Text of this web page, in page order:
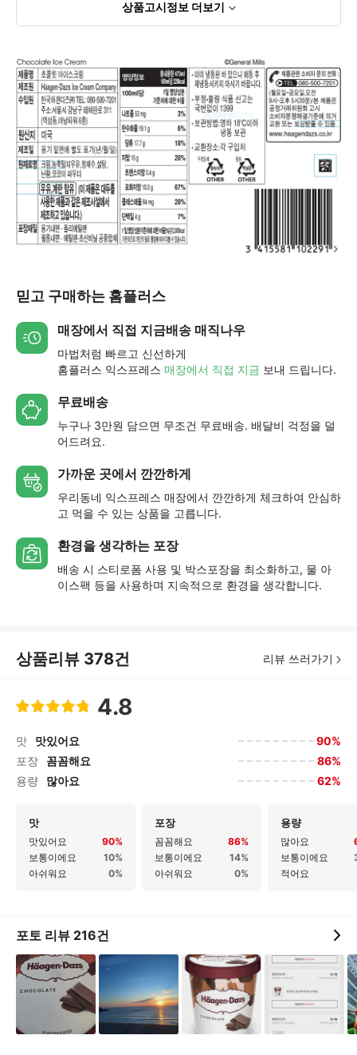
상품고시정보 더보기
믿고 구매하는 홈플러스
매장에서 직접 지금배송 매직나우
마법처럼 빠르고 신선하게
홈플러스 익스프레스 매장에서 직접 지금 보내 드립니다.
무료배송
누구나 3만원 담으면 무조건 무료배송. 배달비 걱정을 덜
어드려요.
가까운 곳에서 깐깐하게
우리동네 익스프레스 매장에서 깐깐하게 체크하여 안심하
고 먹을 수 있는 상품을 고릅니다.
환경을 생각하는 포장
배송 시 스티로폼 사용 및 박스포장을 최소화하고, 물 아
이스팩 등을 사용하며 지속적으로 환경을 생각합니다.
상품리뷰 378건 리뷰 쓰러가기
4.8
맛 맛있어요
90%
포장
꼼꼼해요
86%
용량
많아요 62%
맛
맛있어요
90%
보통이에요
10%
아쉬워요
0%
포장
꼼꼼해요
86%
보통이에요
14%
아쉬워요
0%
용량
많아요
보통이에요
적어요
포토 리뷰 216건